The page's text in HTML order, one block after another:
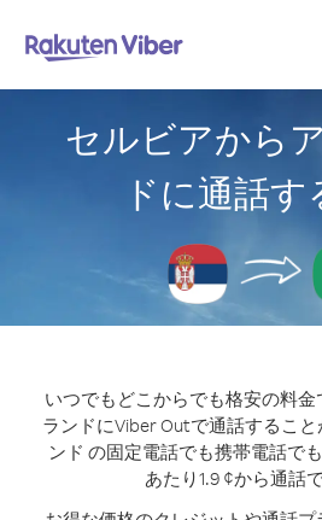
セルビアから
ドに通話
いつでもどこからでも格安の料
ランドにViber Outで通話すること
ンド の固定電話でも携帯電話で
あたり1.9 ¢から通話